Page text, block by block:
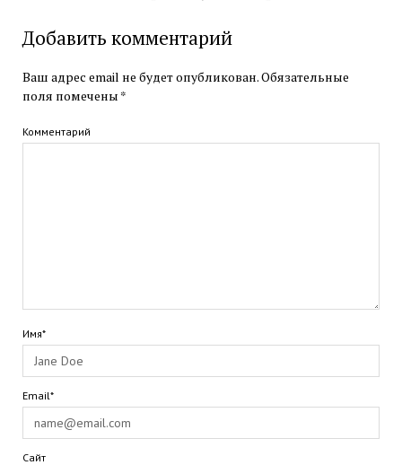
Добавить комментарий
Ваш адрес email не будет опубликован.Обязательные
поля помечены *
Комментарий
Имя*
Email*
Сайт